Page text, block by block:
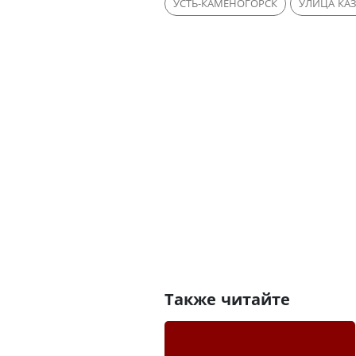
УСТЬ-КАМЕНОГОРСК УЛИЦА
Также читайте